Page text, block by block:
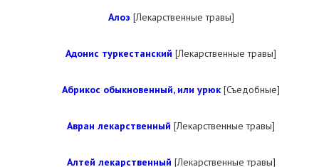
Алоэ [Лекарственные травы]
Адонис туркестанский [Лекарственные травы]
Абрикос обыкновенный, или урюк [Съедобные]
Авран лекарственный [Лекарственные травы]
Алтей лекарственный [Лекарственные травы]